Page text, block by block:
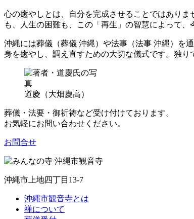
心の癒やしとは、自分を完成させることではあり
も、人生の困難も、この「再生」の智慧によって、
沖縄には葬儀（葬儀 沖縄）や法事（法事 沖縄）を
身を癒やし、調え直すための大切な儀式です。独
道慶（大畑慶高）
葬儀・法要・御祈祷など受け付けております。
お気軽にお問い合わせください。
お問合せ
沖縄市上地四丁目13-7
沖縄市観音寺とは
禅について